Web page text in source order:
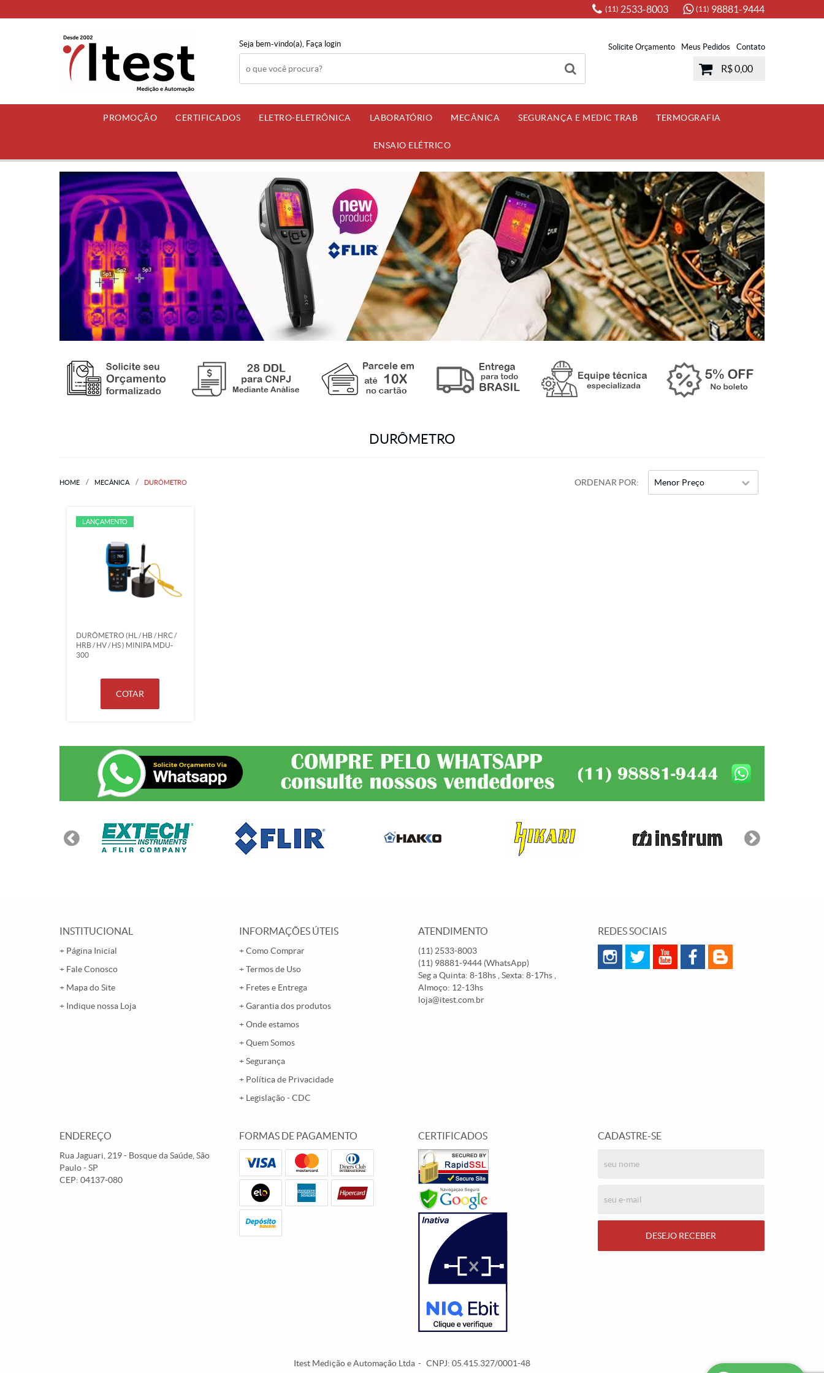
(11) 2533-8003 (11) 98881-9444
Seja bem-vindo(a), Faça login Solicite Orçamento Meus Pedidos Contato
R$ 0,00
PROMOÇÃO CERTIFICADOS ELETRO-ELETRÔNICA LABORATÓRIO MECÂNICA SEGURANÇA E MEDIC TRAB TERMOGRAFIA
ENSAIO ELÉTRICO
DURÔMETRO
HOME MECÂNICA DURÔMETRO ORDENAR POR Menor Preço
LANÇAMENTO
DURÔMETRO (HL / HB / HRC /
HRB / HV / HS ) MINIPA MDU-
300
COTAR
INSTITUCIONAL
Página Inicial
Fale Conosco
Mapa do Site
Indique nossa Loja
INFORMAÇÕES ÚTEIS
Como Comprar
Termos de Uso
Fretes e Entrega
Garantia dos produtos
Onde estamos
Quem Somos
Segurança
Política de Privacidade
Legislação - CDC
ATENDIMENTO
(11) 2533-8003
(11) 98881-9444 (WhatsApp)
Seg a Quinta: 8-18hs , Sexta: 8-17hs ,
Almoço: 12-13hs
loja@itest.com.br
REDES SOCIAIS
ENDEREÇO
Rua Jaguari, 219- Bosque da Saúde, São
Paulo-SP
CEP: 04137-080
FORMAS DE PAGAMENTO CERTIFICADOS CADASTRE-SE
DESEJO RECEBER
Itest Medição e Automação Ltda CNPJ: 05.415.327/0001-48